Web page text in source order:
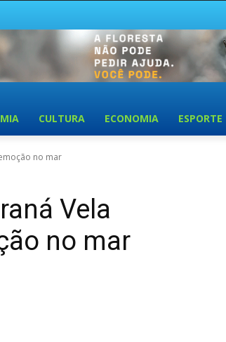
CULTURA ECONOMIA ESPORTE
no mar
Vela
no mar